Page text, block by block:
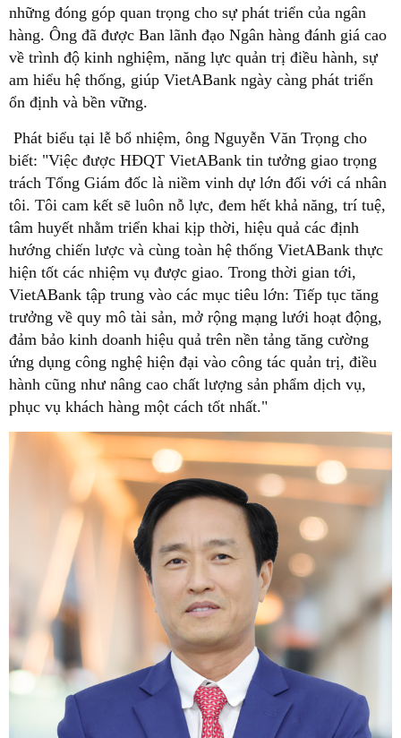
những đóng góp quan trọng cho sự phát triển của ngân
hàng. Ông đã được Ban lãnh đạo Ngân hàng đánh giá cao
về trình độ kinh nghiệm, năng lực quản trị điều hành, sự
am hiểu hệ thống, giúp VietABank ngày càng phát triển
ổn định và bền vững.
Phát biểu tại lễ bổ nhiệm, ông Nguyễn Văn Trọng cho
biết: "Việc được HĐQT VietABank tin tưởng giao trọng
trách Tổng Giám đốc là niềm vinh dự lớn đối với cá nhân
tôi. Tôi cam kết sẽ luôn nỗ lực, đem hết khả năng, trí tuệ,
tâm huyết nhằm triển khai kịp thời, hiệu quả các định
hướng chiến lược và cùng toàn hệ thống VietABank thực
hiện tốt các nhiệm vụ được giao. Trong thời gian tới,
VietABank tập trung vào các mục tiêu lớn: Tiếp tục tăng
trưởng về quy mô tài sản, mở rộng mạng lưới hoạt động,
đảm bảo kinh doanh hiệu quả trên nền tảng tăng cường
ứng dụng công nghệ hiện đại vào công tác quản trị, điều
hành cũng như nâng cao chất lượng sản phẩm dịch vụ,
phục vụ khách hàng một cách tốt nhất."